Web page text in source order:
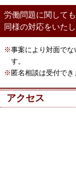
労働問題に関して
同様の対応をいたし
※事案により対面で
す。
※ 匿名相談は受付でき
アクセス